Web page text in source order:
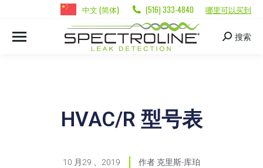
中文 (简体) (516) 333-4840 哪里可以买到
搜索
HVAC/R 型号表
10 月29 、2019 作者 克里斯-库珀